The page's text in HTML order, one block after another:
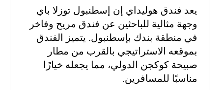
يعد فندق هوليداي إن إسطنبول توزلا باي
وجهة مثالية للباحثين عن فندق مريح وفاخر
في منطقة بندك بإسطنبول. يتميز الفندق
بموقعه الاستراتيجي بالقرب من مطار
صبيحة كوكجن الدولي، مما يجعله خيارًا
مناسبًا للمسافرين.